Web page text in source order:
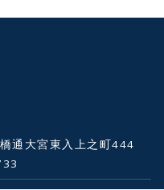
通大宮東入上之町444